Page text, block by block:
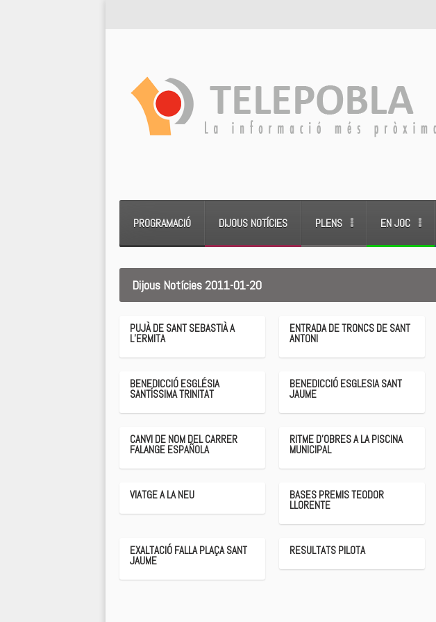
PROGRAMACIÓ DIJOUS NOTÍCIES PLENS EN JOC
Dijous Notícies 2011-01-20
PUJÀ DE SANT SEBASTIÀ A
L’ERMITA
ENTRADA DE TRONCS DE SANT
ANTONI
BENEDICCIÓ ESGLÉSIA
SANTÍSSIMA TRINITAT
BENEDICCIÓ ESGLESIA SANT
JAUME
CANVI DE NOM DEL CARRER
FALANGE ESPAÑOLA
RITME D’OBRES A LA PISCINA
MUNICIPAL
VIATGE A LA NEU BASES PREMIS TEODOR
LLORENTE
EXALTACIÓ FALLA PLAÇA SANT
JAUME
RESULTATS PILOTA